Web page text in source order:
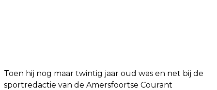
Toen hij nog maar twintig jaar oud was en net bij de
sportredactie van de Amersfoortse Courant